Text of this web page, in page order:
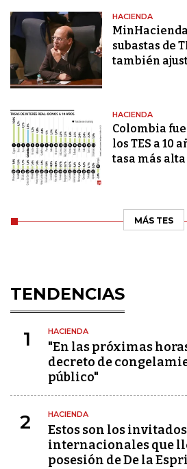
HACIENDA
subastas de
también
HACIENDA
Colombia
los TES a 10
tasa más
MÁS TES
TENDENCIAS
1 HACIENDA
"En las próximas
decreto de
público"
2 HACIENDA
Estos son los invitados
internacionales que
posesión de De la